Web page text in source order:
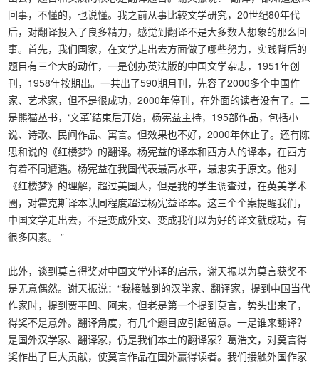
回事，不懂的，也说懂。我之前从事比较文学研究，20世纪80年代
后，对翻译投入了良多精力，感觉到翻译不是大多数人想象的那么回
事。首先，我们国家，在文学走出去方面做了哪些努力，实践背后的
题目有三个大的动作，一是创办英法版的中国文学杂志，1951年创
刊，1958年按期出。一共出了590期月刊，先容了2000多个中国作
家、艺术家，但不是很成功，2000年停刊，在外面的读者没有了。二
是熊猫丛书，‘文革’结束后开始，杨宪益主持，195部作品，包括小
说、诗歌、民间作品、寓言。但效果也不好，2000年休止了。还有陈
思和说的《红楼梦》的翻译。杨宪益的译本和西方人的译本，在西方
有着不同遭遇。杨宪益在我国代表最高水平，最忠实于原文。他对
《红楼梦》的理解，超过美国人，但是我的学生调查过，在英美学术
圈，对霍克斯译本认同程度超过杨宪益译本。这三个个案提醒我们，
中国文学走出去，不是变成外文、变成我们以为好的译文就成功，有
很多因素。 ”
此外，谈到莫言得奖对中国文学外译的启示，谢天振以为莫言获奖不
是无意偶然。谢天振说：“我接触到的汉学家、翻译家，提到中国当代
作家时，提到贾平凹、阿来，但老是第一个提到莫言，势头出来了，
得奖不是意外。翻译角度，有几个题目应引起留意。一是谁来翻译？
是国外汉学家、翻译家，仍是我们本土的翻译家？葛浩文，对莫言得
奖作出了巨大贡献，使莫言作品在国外赢得读者。我们接触外国作家